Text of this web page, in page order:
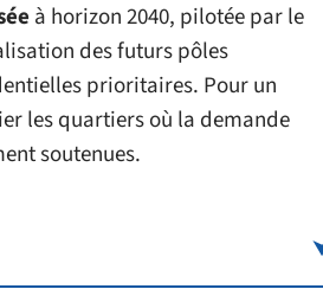
à horizon 2040, pilotée par le
des futurs pôles
prioritaires. Pour un
les quartiers où la demande
soutenues.